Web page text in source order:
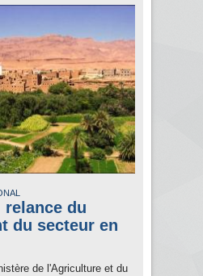
du
du secteur en
de l'Agriculture et du